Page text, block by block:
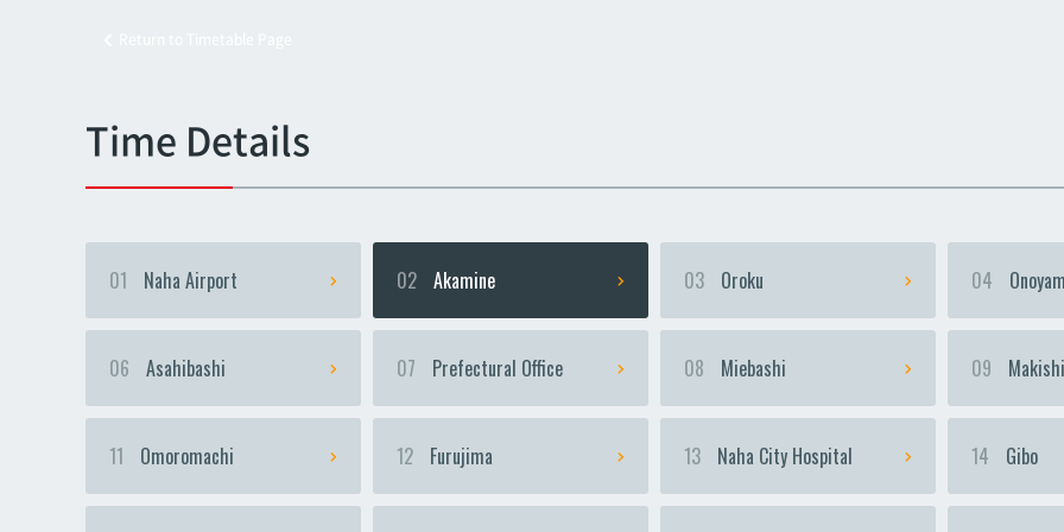
Time Details
01 Naha Airport 02 Akamine 03 Oroku 04
06 Asahibashi 07 Prefectural Office 08 Miebashi 09 Makishi
11 Omoromachi 12 Furujima 13 Naha City Hospital 14 Gibo